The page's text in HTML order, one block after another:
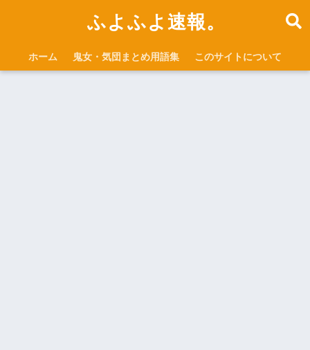
ふよふよ速報。
ホーム 鬼女・気団まとめ用語集 このサイトについて